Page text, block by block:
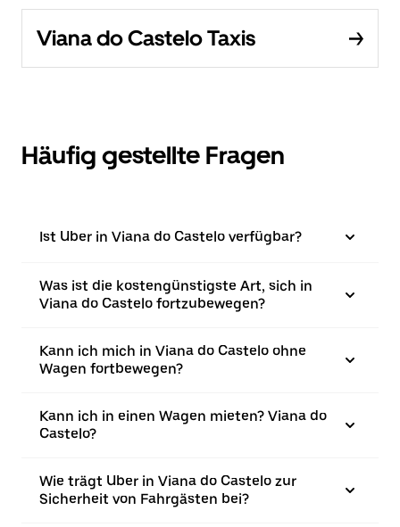
Viana do Castelo Taxis
Häufig gestellte Fragen
Ist Uber in Viana do Castelo verfügbar?
Was ist die kostengünstigste Art, sich in
Viana do Castelo fortzubewegen?
Kann ich mich in Viana do Castelo ohne
Wagen fortbewegen?
Kann ich in einen Wagen mieten? Viana do
Castelo?
Wie trägt Uber in Viana do Castelo zur
Sicherheit von Fahrgästen bei?